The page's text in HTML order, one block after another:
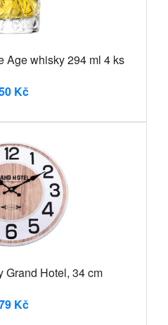
Age whisky 294 ml 4 ks
Kč
Grand Hotel, 34 cm
Kč